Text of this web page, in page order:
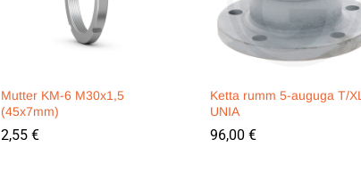
Mutter KM-6 M30x1,5
(45x7mm)
2,55 €
Ketta rumm 5-auguga T/XL
UNIA
96,00 €